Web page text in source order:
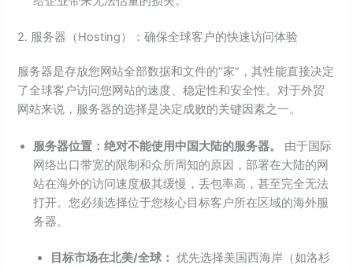
2. 服务器（Hosting）：确保全球客户的快速访问体验
服务器是存放您网站全部数据和文件的“家”，其性能直接决定
了全球客户访问您网站的速度、稳定性和安全性。对于外贸
网站来说，服务器的选择是决定成败的关键因素之一。
服务器位置：绝对不能使用中国大陆的服务器。
由于国际
网络出口带宽的限制和众所周知的原因，部署在大陆的网
站在海外的访问速度极其缓慢，丢包率高，甚至完全无法
打开。您必须选择位于您核心目标客户所在区域的海外服
务器。
目标市场在北美/全球： 优先选择美国西海岸（如洛杉